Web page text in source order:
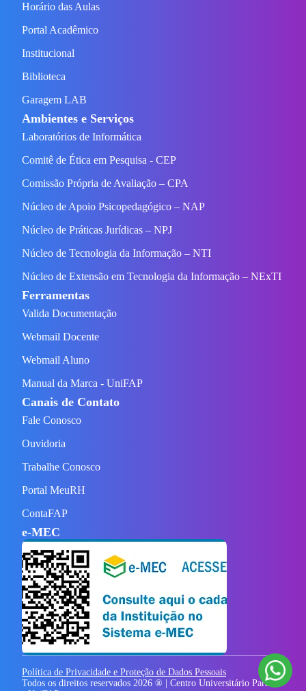
Horário das Aulas
Portal Acadêmico
Institucional
Biblioteca
Garagem LAB
Ambientes e Serviços
Laboratórios de Informática
Comitê de Ética em Pesquisa - CEP
Comissão Própria de Avaliação – CPA
Núcleo de Apoio Psicopedagógico – NAP
Núcleo de Práticas Jurídicas – NPJ
Núcleo de Tecnologia da Informação – NTI
Núcleo de Extensão em Tecnologia da Informação – NExTI
Ferramentas
Valida Documentação
Webmail Docente
Webmail Aluno
Manual da Marca - UniFAP
Canais de Contato
Fale Conosco
Ouvidoria
Trabalhe Conosco
Portal MeuRH
ContaFAP
e-MEC
Todos os direitos reservados 2026 ® | Centro Universitário Paraíso
Política de Privacidade e Proteção de Dados Pessoais